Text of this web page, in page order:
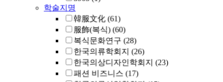
학술지명
韓服文化 (61)
服飾(복식) (60)
복식문화연구 (28)
한국의류학회지 (26)
한국의상디자인학회지 (23)
패션 비즈니스 (17)